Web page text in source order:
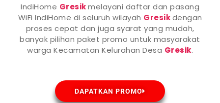
IndiHome Gresikmelayani daftar dan pasang
WiFi IndiHome di seluruh wilayah Gresikdengan
proses cepat dan juga syarat yang mudah,
banyak pilihan paket promo untuk masyarakat
warga Kecamatan Kelurahan Desa Gresik.
DAPATKAN PROMO